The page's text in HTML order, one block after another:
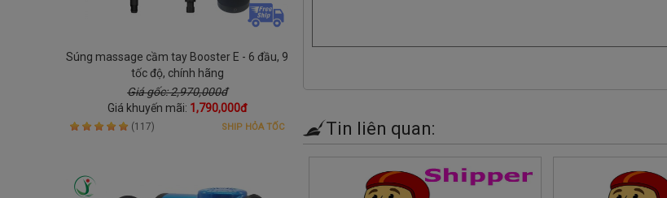
Súng massage cầm tay Booster E - 6 đầu, 9
tốc độ, chính hãng
Giá gốc: 2,970,000đ
Giá khuyến mãi: 1,790,000đ
(117) SHIP HỎA TỐC Tin liên quan: